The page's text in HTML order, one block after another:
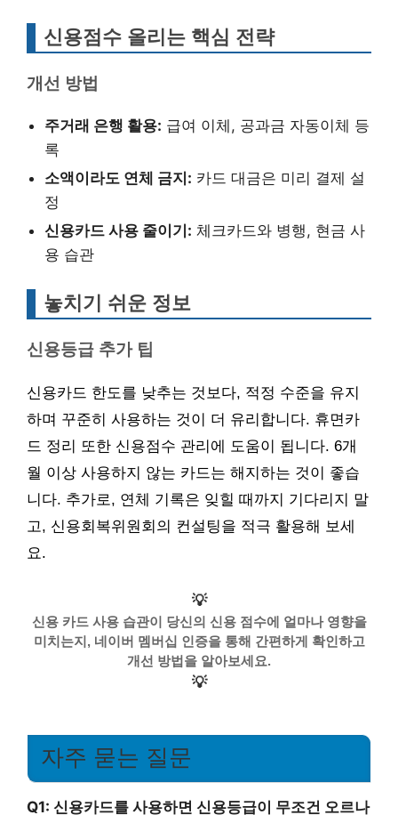
신용점수 올리는 핵심 전략
개선 방법
주거래 은행 활용: 급여 이체, 공과금 자동이체 등
록
소액이라도 연체 금지: 카드 대금은 미리 결제 설
정
신용카드 사용 줄이기: 체크카드와 병행, 현금 사
용 습관
놓치기 쉬운 정보
신용등급 추가 팁
신용카드 한도를 낮추는 것보다, 적정 수준을 유지
하며 꾸준히 사용하는 것이 더 유리합니다. 휴면카
드 정리 또한 신용점수 관리에 도움이 됩니다. 6개
월 이상 사용하지 않는 카드는 해지하는 것이 좋습
니다. 추가로, 연체 기록은 잊힐 때까지 기다리지 말
고, 신용회복위원회의 컨설팅을 적극 활용해 보세
요.
💡
신용 카드 사용 습관이 당신의 신용 점수에 얼마나 영향을
미치는지, 네이버 멤버십 인증을 통해 간편하게 확인하고
개선 방법을 알아보세요.
💡
자주 묻는 질문
Q1: 신용카드를 사용하면 신용등급이 무조건 오르나